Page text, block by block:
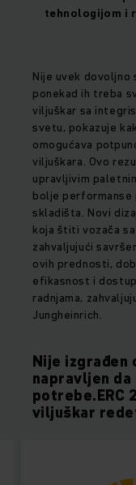
tehnologijom i
Nije uvek dovoljno
ponekad ih treba
viljuškar sa
svetu, pokazuje
omogućava
viljuškara. Ovo
upravljivim
bolje performanse
skladišta. Novi
koja štiti vozača
zahvaljujući
ovih prednosti,
efikasnost i
radnjama,
Jungheinrich.
Nije izgrađen
napravljen
potrebe.ERC
viljuškar